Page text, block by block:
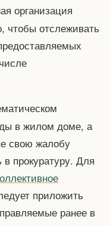
организация
чтобы отслеживать
в жилом доме, а
свою жалобу
прокуратуру. Для
приложить
ранее в